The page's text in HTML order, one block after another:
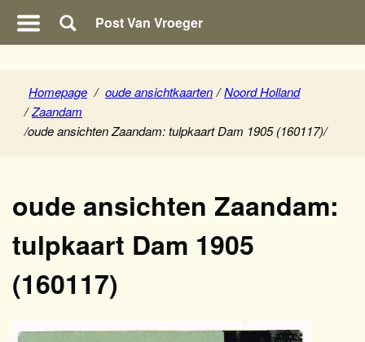
Post Van Vroeger
Homepage / oude ansichtkaarten / Noord Holland
/ Zaandam
/oude ansichten Zaandam: tulpkaart Dam 1905 (160117)/
oude ansichten Zaandam:
tulpkaart Dam 1905
(160117)